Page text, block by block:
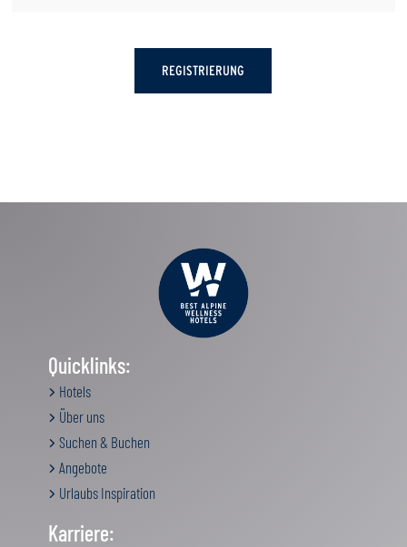
Quicklinks:
Hotels
Über uns
Suchen & Buchen
Angebote
Urlaubs Inspiration
Karriere: